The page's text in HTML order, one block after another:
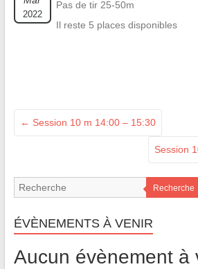
2022
Pas de tir 25-50m
Il reste 5 places disponibles
← Session 10 m 14:00 – 15:30
Session
Recherche
ÉVÈNEMENTS À VENIR
Aucun évènement à